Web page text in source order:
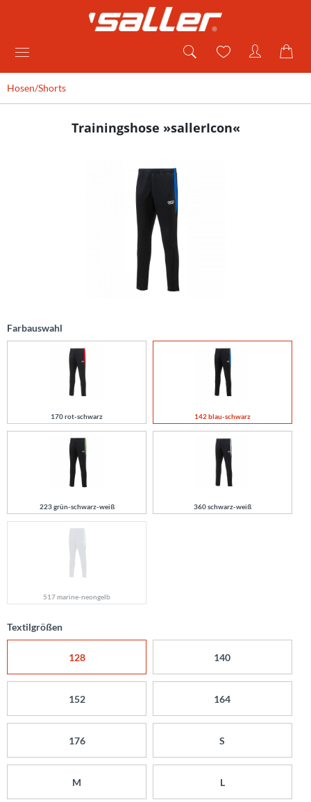
Hosen/Shorts
Trainingshose »sallerIcon«
Farbauswahl
170 rot-schwarz 142 blau-schwarz
223 grün-schwarz-weiß 360 schwarz-weiß
517 marine-neongelb
Textilgrößen
128 140
152 164
176 S
M L